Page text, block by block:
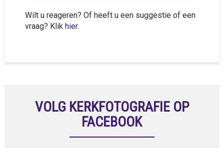
Wilt u reageren? Of heeft u een suggestie of een
vraag? Klik hier.
VOLG KERKFOTOGRAFIE OP
FACEBOOK